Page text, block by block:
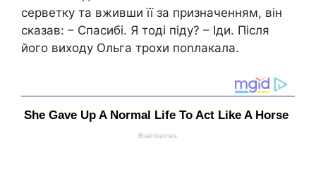
серветку та вживши її за призначенням, він
сказав: – Спасибі. Я тоді піду? – Іди. Після
його виходу Ольга трохи поnлакала.